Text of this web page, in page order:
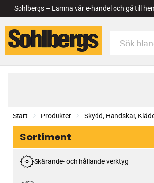
Sohlbergs – Lämna vår e-handel och gå till
Start Produkter Skydd, Handskar,
Sortiment
Skärande- och hållande verktyg